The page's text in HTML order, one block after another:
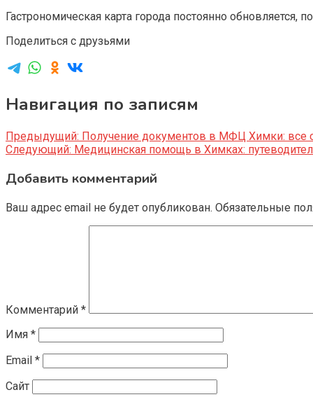
Гастрономическая карта города постоянно
Поделиться с друзьями
Навигация по записям
Предыдущий: Получение документов в МФЦ Химки: все
Следующий: Медицинская помощь в Химках:
Добавить комментарий
Ваш адрес email не будет опубликован. Обязательные
Комментарий *
Имя *
Email *
Сайт